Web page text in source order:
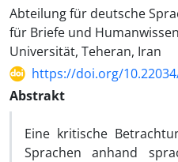
Abteilung für deutsche
für Briefe und
Universität, Teheran, Iran
https://doi.org/
Abstrakt
Eine kritische
Sprachen anhand